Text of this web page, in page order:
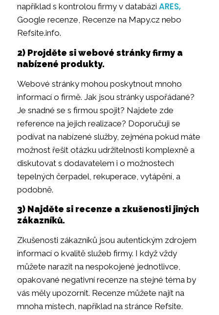
například s kontrolou firmy v databázi ARES,
Google recenze, Recenze na Mapy.cz nebo
Refsite.info.
2) Projděte si webové stránky firmy a
nabízené produkty.
Webové stránky mohou poskytnout mnoho
informací o firmě. Jak jsou stránky uspořádané?
Je snadné se s firmou spojit? Najdete zde
reference na jejich realizace? Doporučuji se
podívat na nabízené služby, zejména pokud máte
možnost řešit otázku udržitelnosti komplexně a
diskutovat s dodavatelem i o možnostech
tepelných čerpadel, rekuperace, vytápění, a
podobně.
3) Najděte si recenze a zkušenosti jiných
zákazníků.
Zkušenosti zákazníků jsou autentickým zdrojem
informací o kvalitě služeb firmy. I když vždy
můžete narazit na nespokojené jednotlivce,
opakované negativní recenze na stejné téma by
vás měly upozornit. Recenze můžete najít na
mnoha místech, například na stránce Refsite.